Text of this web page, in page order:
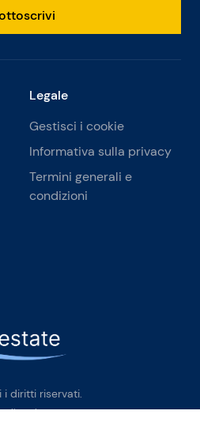
Legale
Gestisci i cookie
Informativa sulla privacy
Termini generali e
condizioni
i diritti riservati.
-Phone: +385 98 384 007